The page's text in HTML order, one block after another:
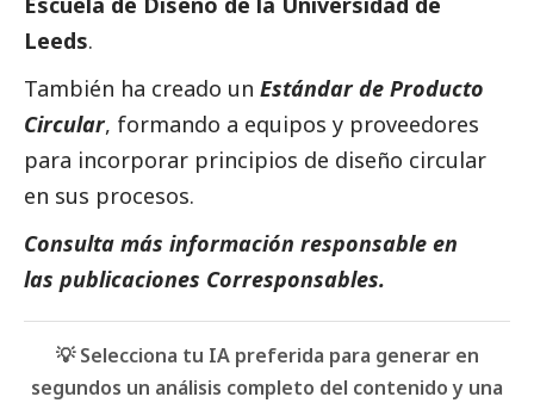
Leeds.
También ha creado un Estándar de Producto
Circular, formando a equipos y proveedores
para incorporar principios de diseño circular
en sus procesos.
Consulta más información responsable en
las publicaciones Corresponsables.
💡 Selecciona tu IA preferida para generar en
segundos un análisis completo del contenido y una